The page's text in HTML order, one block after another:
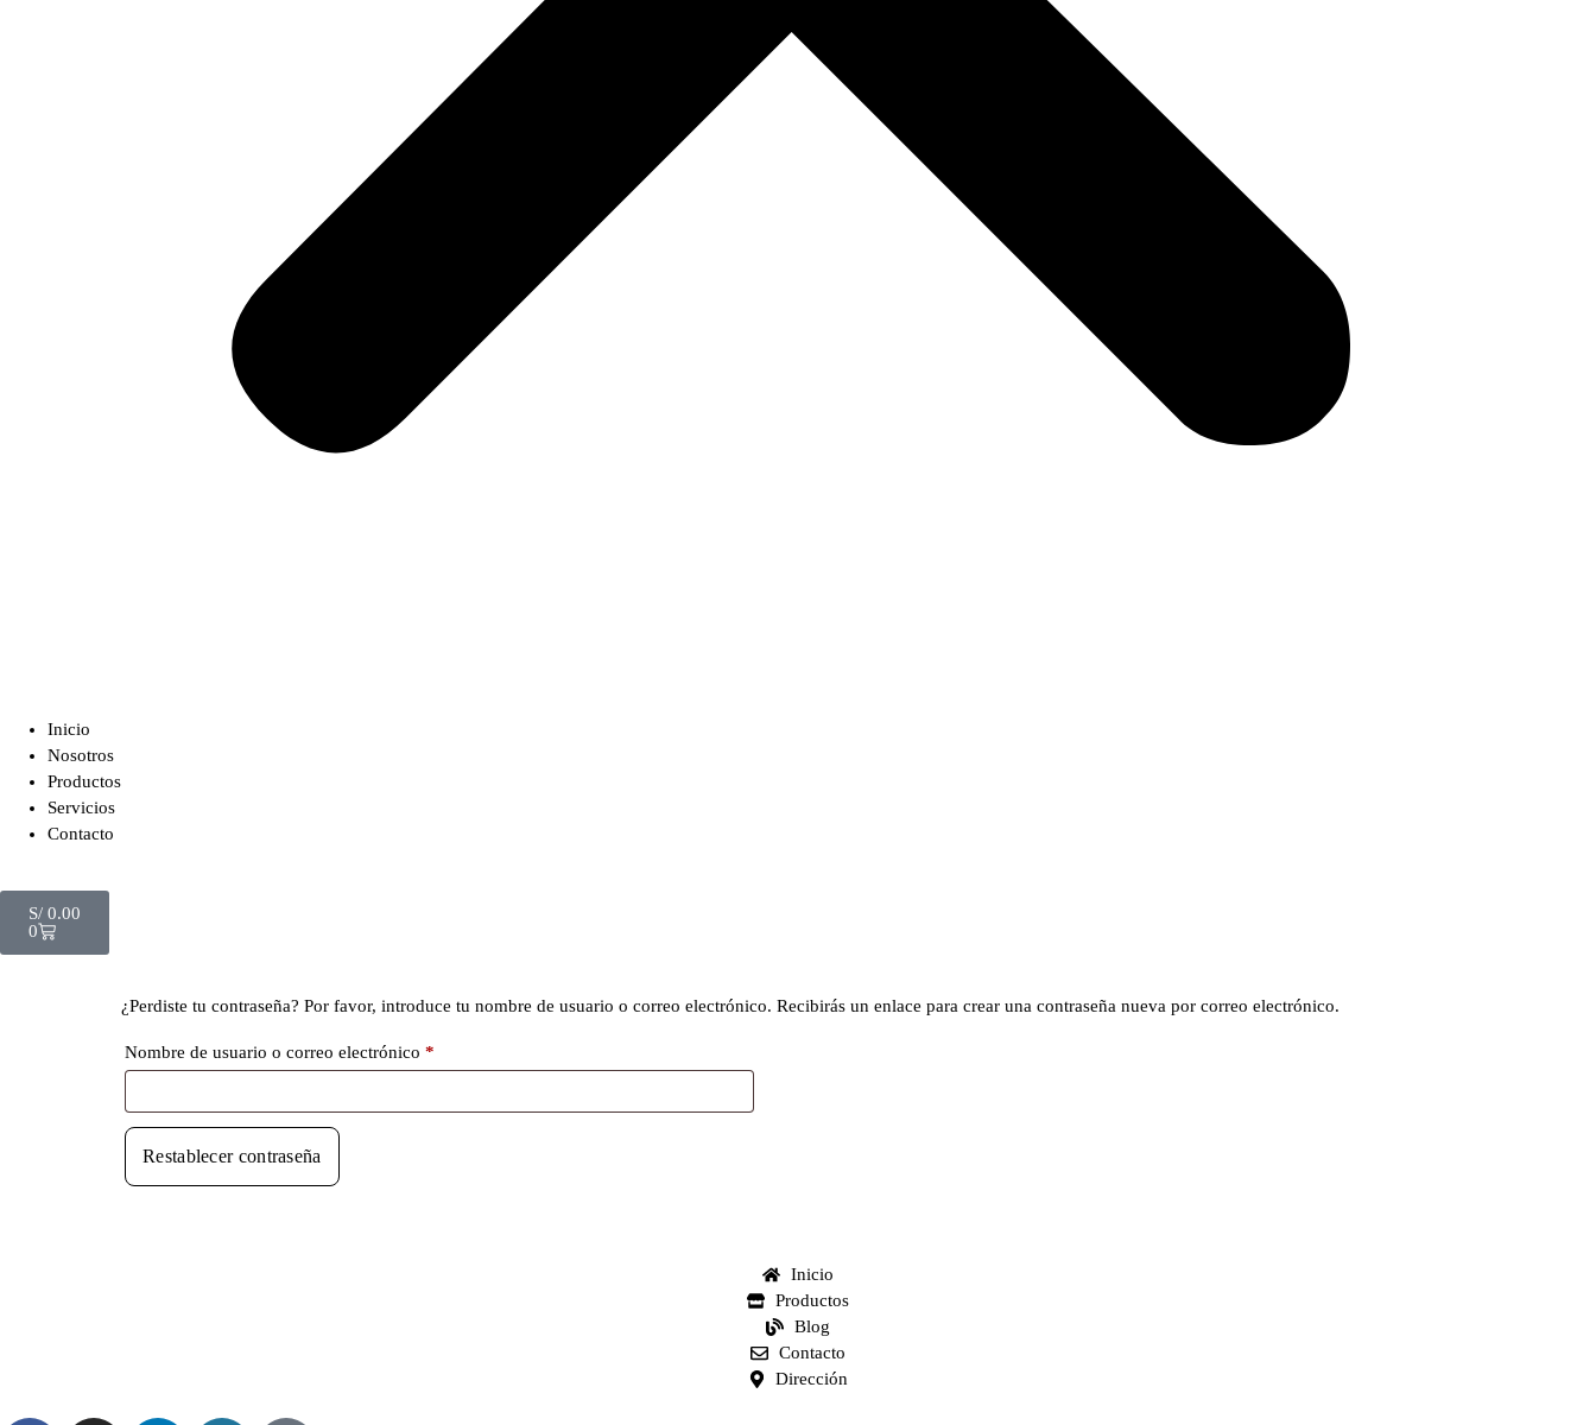
Inicio
Nosotros
Productos
Servicios
Contacto
S/ 0.00
0
¿Perdiste tu contraseña? Por favor, introduce tu nombre de usuario o correo electrónico. Recibirás un enlace para crear una contraseña nueva por correo electrónico.
Nombre de usuario o correo electrónico *
Restablecer contraseña
Inicio
Productos
Blog
Contacto
Dirección